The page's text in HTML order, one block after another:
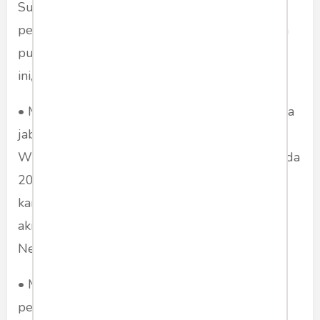
Suara rakyat – juga saya – jelas: menolak
perpanjangan kekuasaan, dengan muslihat apa
pun. Survey LSI terbaru yang dikeluarkan hari
ini, 3 Maret 2022 menyebutkan:
• Mayoritas warga menolak perpanjangan masa
jabatan presiden sehingga Presiden Joko
Widodo harus mengakhiri masa jabatannya pada
2024 sesuai konstitusi (berkisar 68-71%), baik
karena alasan pandemi, pemulihan ekonomi
akibat pandemi, atau pembangunan Ibu Kota
Negara baru.
• Mayoritas warga juga lebih setuju bahwa
pergantian kepemimpinan nasional melalui